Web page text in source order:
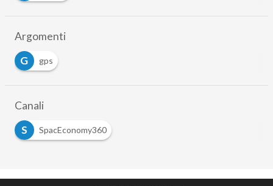
Argomenti
G
gps
Canali
S
SpacEconomy360